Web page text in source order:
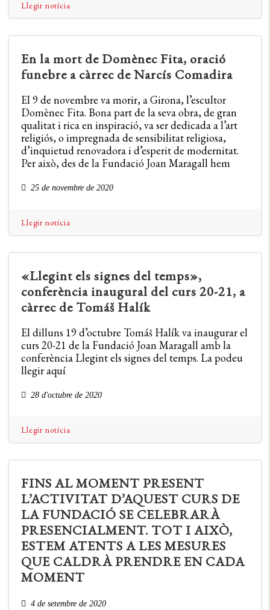
Llegir notícia
En la mort de Domènec Fita, oració
funebre a càrrec de Narcís Comadira
El 9 de novembre va morir, a Girona, l’escultor
Domènec Fita. Bona part de la seva obra, de gran
qualitat i rica en inspiració, va ser dedicada a l’art
religiós, o impregnada de sensibilitat religiosa,
d’inquietud renovadora i d’esperit de modernitat.
Per això, des de la Fundació Joan Maragall hem
25 de novembre de 2020
Llegir notícia
«Llegint els signes del temps»,
conferència inaugural del curs 20-21, a
càrrec de Tomáš Halík
El dilluns 19 d’octubre Tomáš Halík va inaugurar el
curs 20-21 de la Fundació Joan Maragall amb la
conferència Llegint els signes del temps. La podeu
llegir aquí
28 d'octubre de 2020
Llegir notícia
FINS AL MOMENT PRESENT
L’ACTIVITAT D’AQUEST CURS DE
LA FUNDACIÓ SE CELEBRARÀ
PRESENCIALMENT. TOT I AIXÒ,
ESTEM ATENTS A LES MESURES
QUE CALDRÀ PRENDRE EN CADA
MOMENT
4 de setembre de 2020